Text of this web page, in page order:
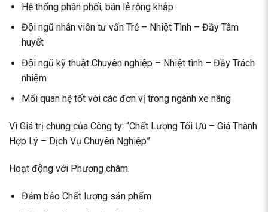
Hệ thống phân phối, bán lẻ rộng khắp
Đội ngũ nhân viên tư vấn Trẻ – Nhiệt Tình – Đầy Tâm
huyết
Đội ngũ kỹ thuật Chuyên nghiệp – Nhiệt tình – Đầy Trách
nhiệm
Mối quan hệ tốt với các đơn vị trong ngành xe nâng
Vì Giá trị chung của Công ty: “Chất Lượng Tối Ưu – Giá Thành
Hợp Lý – Dịch Vụ Chuyên Nghiệp”
Hoạt động với Phương châm:
Đảm bảo Chất lượng sản phẩm